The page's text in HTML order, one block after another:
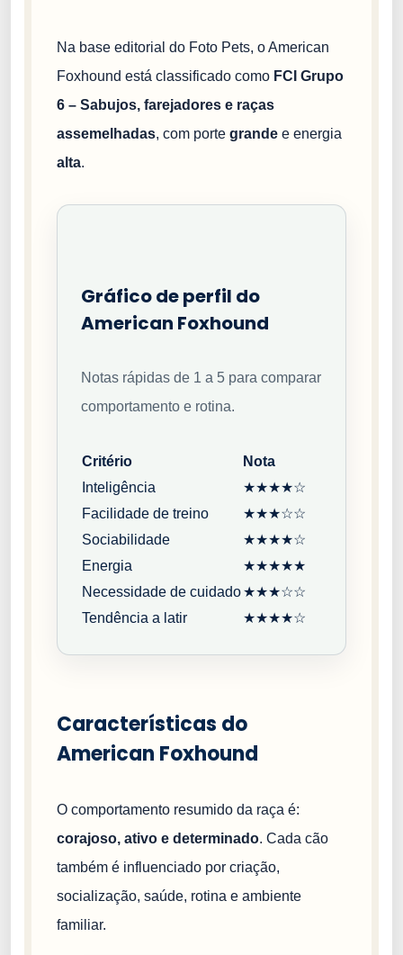
Na base editorial do Foto Pets, o American
Foxhound está classificado como FCI Grupo
6 – Sabujos, farejadores e raças
assemelhadas, com porte grande e energia
alta.
Gráfico de perfil do
American Foxhound
Notas rápidas de 1 a 5 para comparar
comportamento e rotina.
Critério
Nota
Inteligência
★★★★☆
Facilidade de treino
★★★☆☆
Sociabilidade
★★★★☆
Energia
★★★★★
Necessidade de cuidado★★★☆☆
Tendência a latir
★★★★☆
Características do
American Foxhound
O comportamento resumido da raça é:
corajoso, ativo e determinado. Cada cão
também é influenciado por criação,
socialização, saúde, rotina e ambiente
familiar.